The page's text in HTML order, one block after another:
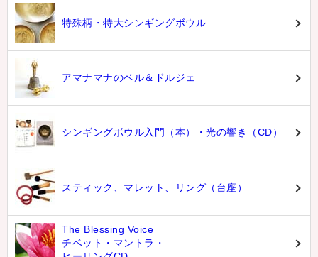
特殊柄・特大シンギングボウル
アマナマナのベル＆ドルジェ
シンギングボウル入門（本）・光の響き（CD）
スティック、マレット、リング（台座）
The Blessing Voice
チベット・マントラ・